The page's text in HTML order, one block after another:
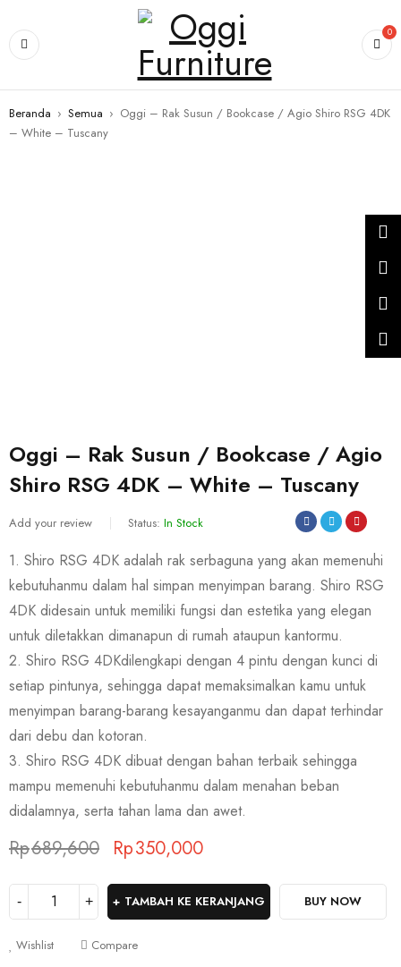
0
Beranda › Semua › Oggi – Rak Susun / Bookcase / Agio Shiro RSG 4DK
– White – Tuscany
Oggi – Rak Susun / Bookcase / Agio
Shiro RSG 4DK – White – Tuscany
Add your review Status: In Stock
1. Shiro RSG 4DK adalah rak serbaguna yang akan memenuhi
kebutuhanmu dalam hal simpan menyimpan barang. Shiro RSG
4DK didesain untuk memiliki fungsi dan estetika yang elegan
untuk diletakkan dimanapun di rumah ataupun kantormu.
2. Shiro RSG 4DKdilengkapi dengan 4 pintu dengan kunci di
setiap pintunya, sehingga dapat memaksimalkan kamu untuk
menyimpan barang-barang kesayanganmu dan dapat terhindar
dari debu dan kotoran.
3. Shiro RSG 4DK dibuat dengan bahan terbaik sehingga
mampu memenuhi kebutuhanmu dalam menahan beban
didalamnya, serta tahan lama dan awet.
Rp689,600 Rp350,000
TAMBAH KE KERANJANG BUY NOW
Wishlist Compare